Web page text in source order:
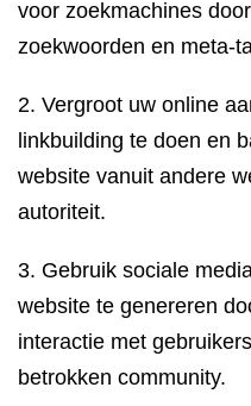
voor zoekmachines
zoekwoorden en meta-
2. Vergroot uw online
linkbuilding te doen en
website vanuit andere
autoriteit.
3. Gebruik sociale
website te genereren
interactie met
betrokken community.